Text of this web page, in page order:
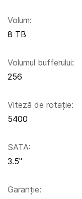
Volum:
8 TB
Volumul bufferului:
256
Viteză de rotație:
5400
SATA:
3.5''
Garanție: